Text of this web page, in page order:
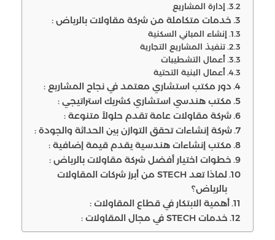
إدارة المشاريع
خدمات متكاملة من شركة مقاولات بالرياض :
إنشاء المباني السكنية
تنفيذ المشاريع التجارية
أعمال التشطيبات
أعمال البنية التحتية
دور مكتب استشاري معتمد في نجاح المشاريع :
مكتب هندسي استشاري كشريك استراتيجي :
شركة مقاولات عامة تقدم حلولاً متنوعة :
شركة إنشاءات تحقق التوازن بين الحداثة والجودة :
مكتب إنشاءات هندسية يقدم قيمة إضافية :
خطوات اختيار أفضل شركة مقاولات بالرياض :
لماذا تعد STECH من أبرز شركات المقاولات
بالرياض؟
أهمية الابتكار في قطاع المقاولات :
خدمات STECH في مجال المقاولات :